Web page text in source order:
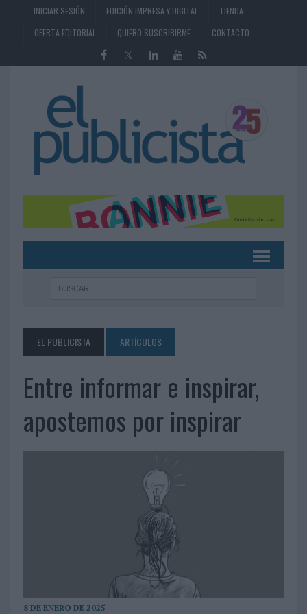
INICIAR SESIÓN EDICIÓN IMPRESA Y DIGITAL
TIENDA
OFERTA EDITORIAL
QUIERO SUSCRIBIRME CONTACTO
EL PUBLICISTA ARTÍCULOS
Entre informar e inspirar,
apostemos por inspirar
8 DE ENERO DE 2025